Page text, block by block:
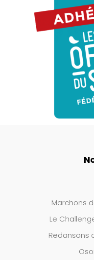
Marchons
Le
Redansons